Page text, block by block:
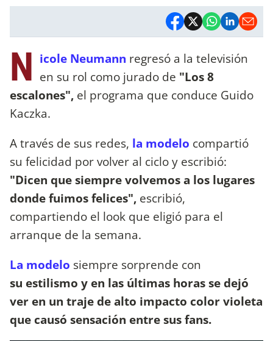
N icole Neumann regresó a la televisión
en su rol como jurado de "Los 8
escalones", el programa que conduce Guido
Kaczka.
A través de sus redes, la modelo compartió
su felicidad por volver al ciclo y escribió:
"Dicen que siempre volvemos a los lugares
donde fuimos felices", escribió,
compartiendo el look que eligió para el
arranque de la semana.
La modelo siempre sorprende con
su estilismo y en las últimas horas se dejó
ver en un traje de alto impacto color violeta
que causó sensación entre sus fans.